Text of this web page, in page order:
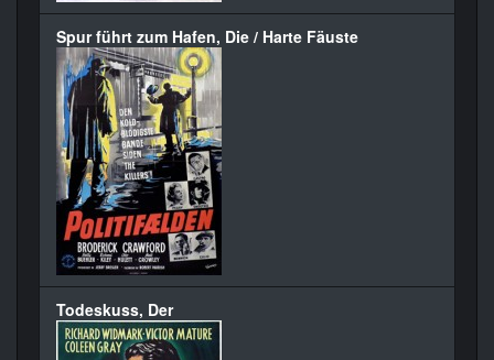
Spur führt zum Hafen, Die / Harte Fäuste
Todeskuss, Der